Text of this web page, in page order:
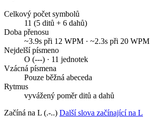
Celkový počet symbolů
11 (5 ditů + 6 dahů)
Doba přenosu
~3.9s při 12 WPM · ~2.3s při 20 WPM
Nejdelší písmeno
O (---) · 11 jednotek
Vzácná písmena
Pouze běžná abeceda
Rytmus
vyvážený poměr ditů a dahů
Začíná na L (.-..) Další slova začínající na L